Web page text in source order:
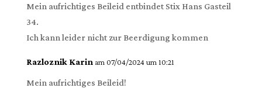
Mein aufrichtiges Beileid entbindet Stix Hans Gasteil
34.
Ich kann leider nicht zur Beerdigung kommen
Razloznik Karin am 07/04/2024 um 10:21
Mein aufrichtiges Beileid!